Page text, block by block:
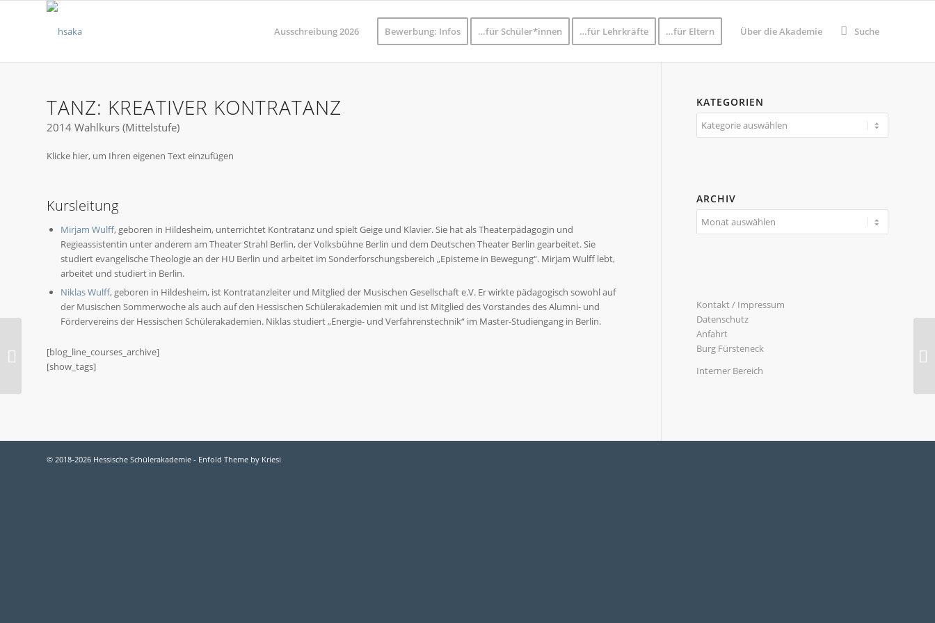
Ausschreibung 2026 Bewerbung: Infos …für Schüler*innen …für Lehrkräfte …für Eltern Über die Akademie Suche
TANZ: KREATIVER KONTRATANZ
2014 Wahlkurs (Mittelstufe)
Klicke hier, um Ihren eigenen Text einzufügen
Kursleitung
Mirjam Wulff, geboren in Hildesheim, unterrichtet Kontratanz und spielt Geige und Klavier. Sie hat als Theaterpädagogin und
Regieassistentin unter anderem am Theater Strahl Berlin, der Volksbühne Berlin und dem Deutschen Theater Berlin gearbeitet. Sie
studiert evangelische Theologie an der HU Berlin und arbeitet im Sonderforschungsbereich „Episteme in Bewegung“. Mirjam Wulff lebt,
arbeitet und studiert in Berlin.
Niklas Wulff, geboren in Hildesheim, ist Kontratanzleiter und Mitglied der Musischen Gesellschaft e.V. Er wirkte pädagogisch sowohl auf
der Musischen Sommerwoche als auch auf den Hessischen Schülerakademien mit und ist Mitglied des Vorstandes des Alumni- und
Fördervereins der Hessischen Schülerakademien. Niklas studiert „Energie- und Verfahrenstechnik“ im Master-Studiengang in Berlin.
[blog_line_courses_archive]
[show_tags]
KATEGORIEN
Kategorien
ARCHIV
Kontakt / Impressum
Datenschutz
Anfahrt
Burg Fürsteneck
Interner Bereich
© 2018-2026 Hessische Schülerakademie - Enfold Theme by Kriesi
2014-M Afrikanisches Trommeln: Feel
the Rhythm! / 4